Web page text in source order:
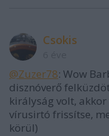
Csokis
@Zuzer78: Wow
disznóverő
királyság volt,
vírusirtó frissítse,
körül)